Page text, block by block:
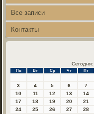
Все записи
Контакты
Сегодня:
Пн Вт Ср Чт Пт
3
4 5 6 7
10
11 12 13 14
17
18 19 20 21
24
25 26 27 28